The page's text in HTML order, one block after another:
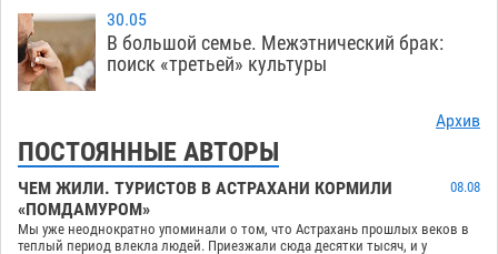
30.05
В большой семье. Межэтнический брак:
поиск «третьей» культуры
Архив
ПОСТОЯННЫЕ АВТОРЫ
ЧЕМ ЖИЛИ. ТУРИСТОВ В АСТРАХАНИ КОРМИЛИ
«ПОМДАМУРОМ»
08.08
Мы уже неоднократно упоминали о том, что Астрахань прошлых веков в
теплый период влекла людей. Приезжали сюда десятки тысяч, и у